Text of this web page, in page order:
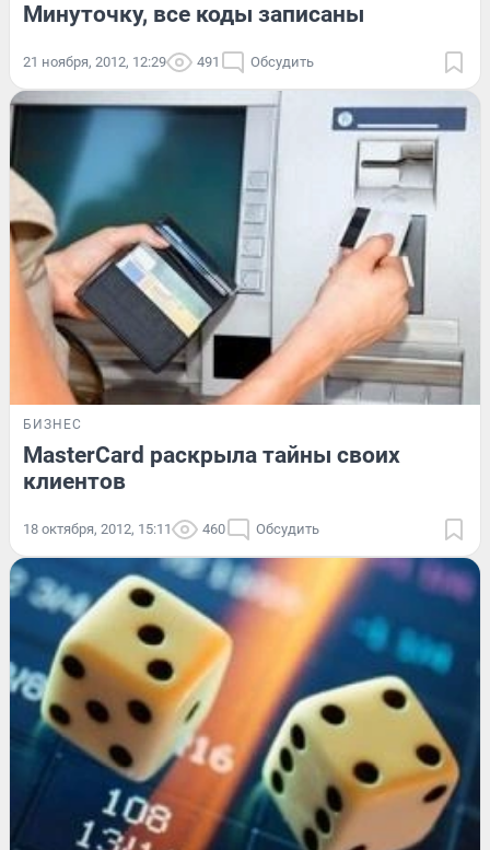
Минуточку, все коды записаны
21 ноября, 2012, 12:29 491 Обсудить
БИЗНЕС
MasterCard раскрыла тайны своих
клиентов
18 октября, 2012, 15:11 460 Обсудить